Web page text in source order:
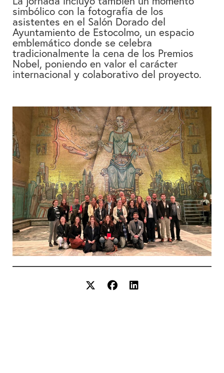
simbólico con lafotografía de los
asistentes en el Salón Dorado del
Ayuntamiento de Estocolmo, un espacio
emblemático donde se celebra
tradicionalmente la cena de los Premios
Nobel, poniendo en valor el carácter
internacional y colaborativo del proyecto.